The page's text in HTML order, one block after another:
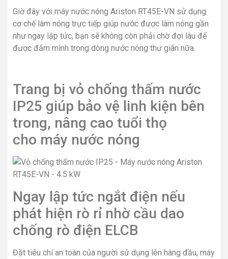
Giờ đây với máy nước nóng Ariston RT45E-VN sử dụng
cơ chế làm nóng trực tiếp giúp nước được làm nóng gần
như ngay lập tức, bạn sẽ không còn phải chờ đợi lâu để
được đắm mình trong dòng nước nóng thư giãn nữa.
Trang bị vỏ chống thấm nước
IP25 giúp bảo vệ linh kiện bên
trong, nâng cao tuổi thọ
cho máy nước nóng
Ngay lập tức ngắt điện nếu
phát hiện rò rỉ nhờ cầu dao
chống rò điện ELCB
Đặt tiêu chí an toàn của người sử dụng lên hàng đầu, máy